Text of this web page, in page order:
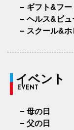
ギフト&フー
ヘルス&ビュ
スクール&ホ
イベント
EVENT
母の日
父の日